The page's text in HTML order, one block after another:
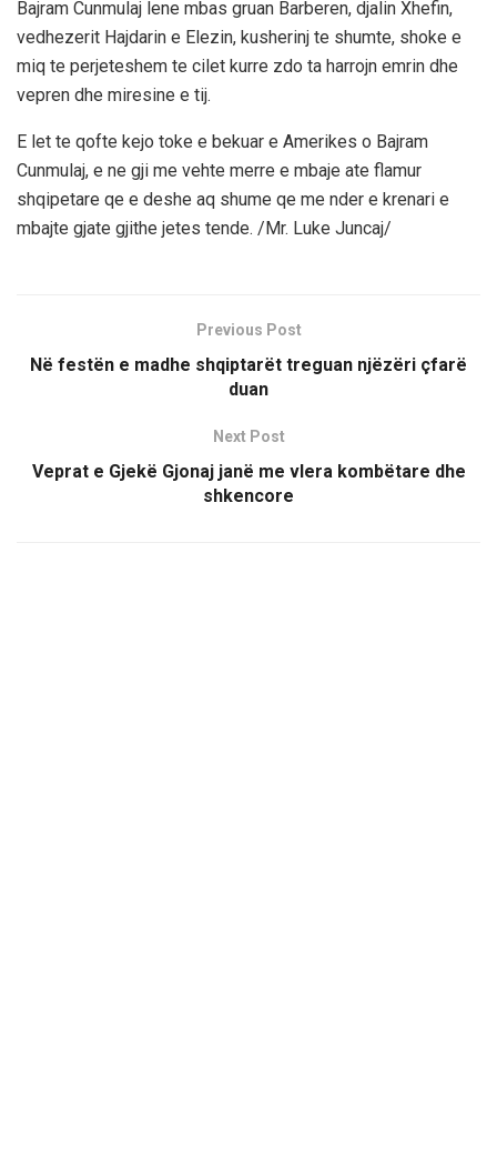
Bajram Cunmulaj lene mbas gruan Barberen, djalin Xhefin,
vedhezerit Hajdarin e Elezin, kusherinj te shumte, shoke e
miq te perjeteshem te cilet kurre zdo ta harrojn emrin dhe
vepren dhe miresine e tij.
E let te qofte kejo toke e bekuar e Amerikes o Bajram
Cunmulaj, e ne gji me vehte merre e mbaje ate flamur
shqipetare qe e deshe aq shume qe me nder e krenari e
mbajte gjate gjithe jetes tende. /Mr. Luke Juncaj/
Previous Post
Në festën e madhe shqiptarët treguan njëzëri çfarë
duan
Next Post
Veprat e Gjekë Gjonaj janë me vlera kombëtare dhe
shkencore